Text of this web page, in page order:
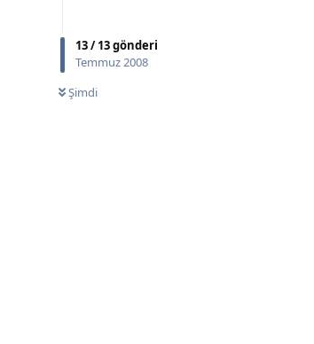
13/13gönderi
Temmuz 2008
Şimdi